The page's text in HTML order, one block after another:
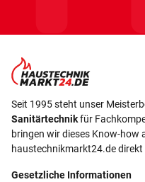
Seit 1995 steht unser
Sanitärtechnikfür
bringen wir dieses Know-how
haustechnikmarkt24.de
Gesetzliche Informationen